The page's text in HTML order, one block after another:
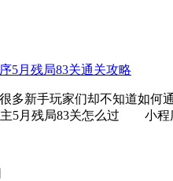
5月残局83关通关攻略
新手玩家们却不知道如何
5月残局83关怎么过 小程